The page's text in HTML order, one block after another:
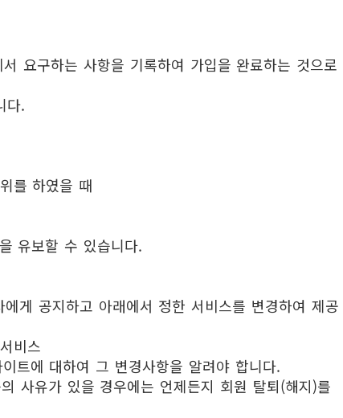
요구하는 사항을 기록하여 가입을 완료하는 것으로
다.
를 하였을 때
유보할 수 있습니다.
게 공지하고 아래에서 정한 서비스를 변경하여 제공
비스
트에 대하여 그 변경사항을 알려야 합니다.
사유가 있을 경우에는 언제든지 회원 탈퇴(해지)를